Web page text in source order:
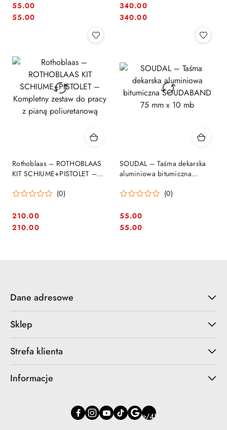
Cena:
55.00
Cena:
55.00 Cena:
340.00
Cena:
340.00
Rothoblaas – ROTHOBLAAS
KIT SCHIUME+PISTOLET –
pianą poliuretanową
(0)
Cena:
210.00
Cena:
210.00
SOUDAL – Taśma dekarska
aluminiowa bitumiczna
(0)
Cena:
55.00
Cena:
55.00
Dane adresowe
Sklep
Strefa klienta
Informacje